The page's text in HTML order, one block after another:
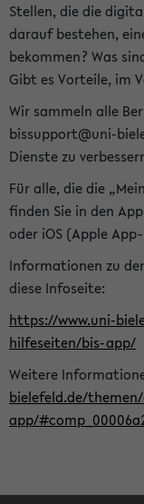
Stellen, die die
darauf bestehen,
bekommen? Was
Gibt es Vorteile, im
Wir sammeln alle
bissupport@uni-
Dienste zu
Für alle, die die
finden Sie in den
oder iOS (Apple
Informationen zu
diese Infoseite:
https://www.uni-
hilfeseiten/bis-app/
Weitere
bielefeld.de/
app/